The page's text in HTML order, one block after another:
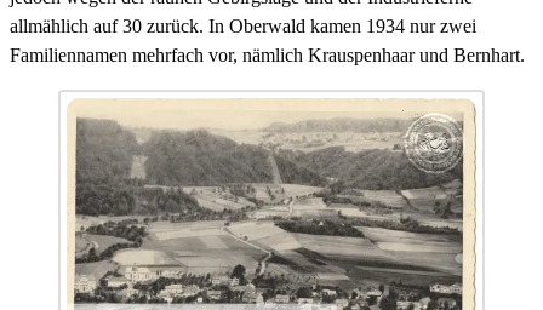
allmählich auf 30 zurück. In Oberwald kamen 1934 nur zwei
Familiennamen mehrfach vor, nämlich Krauspenhaar und Bernhart.